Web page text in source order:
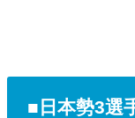
■日本勢3選